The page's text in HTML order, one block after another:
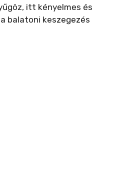
itt kényelmes és
balatoni keszegezés